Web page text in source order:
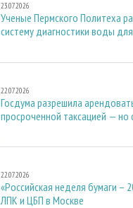
23.07.2026
Ученые Пермского Политеха
систему диагностики воды
22.07.2026
Госдума разрешила
просроченной таксацией — но
22.07.2026
«Российская неделя бумаги –
ЛПК и ЦБП в Москве